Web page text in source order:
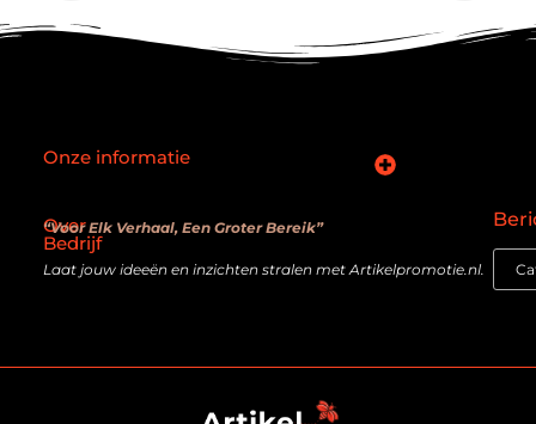
Over
Bedrijf
“Voor Elk Verhaal, Een Groter Bereik”
Laat jouw ideeën en inzichten stralen met Artikelpromotie.nl.
Onze informatie